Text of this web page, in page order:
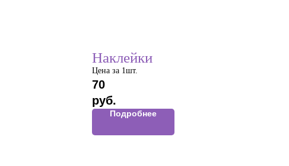
Наклейки
Цена за 1шт.
70
руб.
Подробнее